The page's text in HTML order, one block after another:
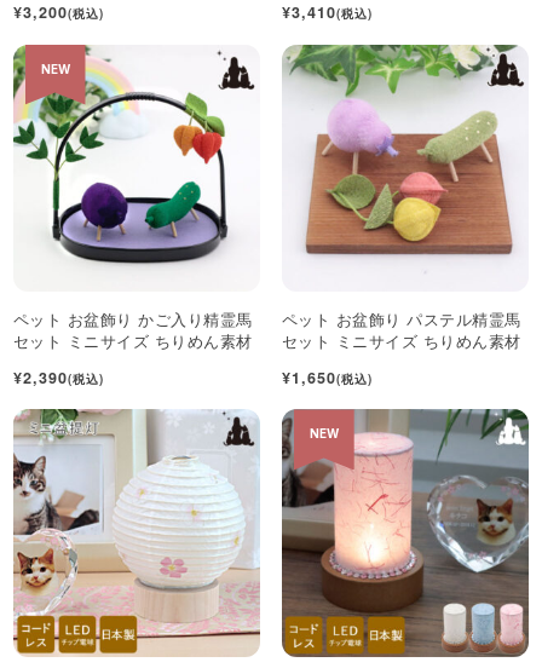
¥3,200(税込)
¥3,410(税込)
NEW
ペット お盆飾り かご入り精霊馬
セット ミニサイズ ちりめん素材
¥2,390(税込)
ペット お盆飾り パステル精霊馬
セット ミニサイズ ちりめん素材
¥1,650(税込)
NEW